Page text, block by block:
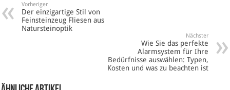
Vorheriger
Der einzigartige Stil von
Feinsteinzeug Fliesen aus
Natursteinoptik
Nächster
Wie Sie das perfekte
Alarmsystem für Ihre
Bedürfnisse auswählen: Typen,
Kosten und was zu beachten ist